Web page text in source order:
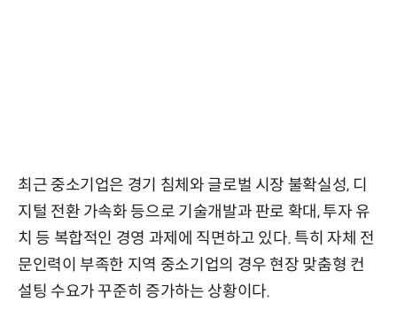
최근 중소기업은 경기 침체와 글로벌 시장 불확실성, 디
지털 전환 가속화 등으로 기술개발과 판로 확대, 투자 유
치 등 복합적인 경영 과제에 직면하고 있다. 특히 자체 전
문인력이 부족한 지역 중소기업의 경우 현장 맞춤형 컨
설팅 수요가 꾸준히 증가하는 상황이다.